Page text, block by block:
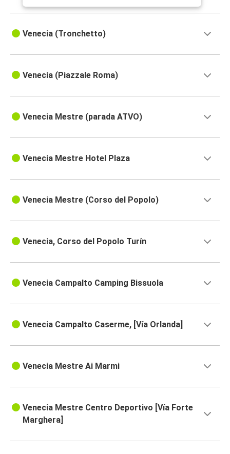
Venecia (Tronchetto)
Venecia (Piazzale Roma)
Venecia Mestre (parada ATVO)
Venecia Mestre Hotel Plaza
Venecia Mestre (Corso del Popolo)
Venecia, Corso del Popolo Turín
Venecia Campalto Camping Bissuola
Venecia Campalto Caserme, [Vía Orlanda]
Venecia Mestre Ai Marmi
Venecia Mestre Centro Deportivo [Vía Forte
Marghera]